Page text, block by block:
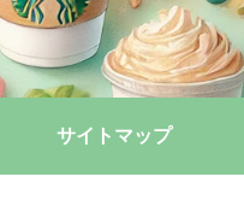
サイトマップ